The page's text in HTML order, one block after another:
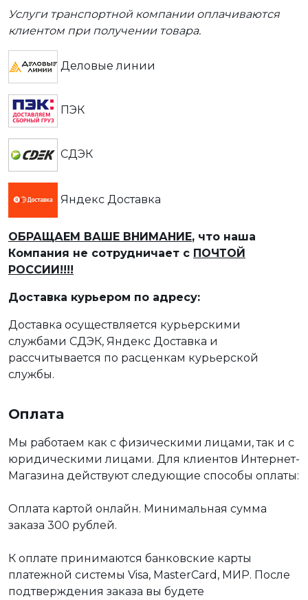
Услуги транспортной компании оплачиваются
клиентом при получении товара.
Деловые линии
ПЭК
СДЭК
Яндекс Доставка
ОБРАЩАЕМ ВАШЕ ВНИМАНИЕ, что наша
Компания не сотрудничает с ПОЧТОЙ
РОССИИ!!!!
Доставка курьером по адресу:
Доставка осуществляется курьерскими
службами СДЭК, Яндекс Доставка и
рассчитывается по расценкам курьерской
службы.
Оплата
Мы работаем как с физическими лицами, так и с
юридическими лицами. Для клиентов Интернет-
Магазина действуют следующие способы оплаты:
Оплата картой онлайн. Минимальная сумма
заказа 300 рублей.
К оплате принимаются банковские карты
платежной системы Visa, MasterCard, МИР. После
подтверждения заказа вы будете